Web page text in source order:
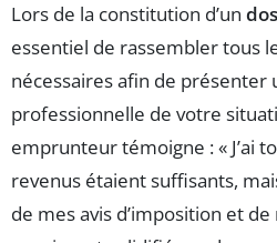
Lors de la constitution d’un
essentiel de rassembler tous
nécessaires afin de présenter
professionnelle de votre
emprunteur témoigne : « J’ai
revenus étaient suffisants,
de mes avis d’imposition et